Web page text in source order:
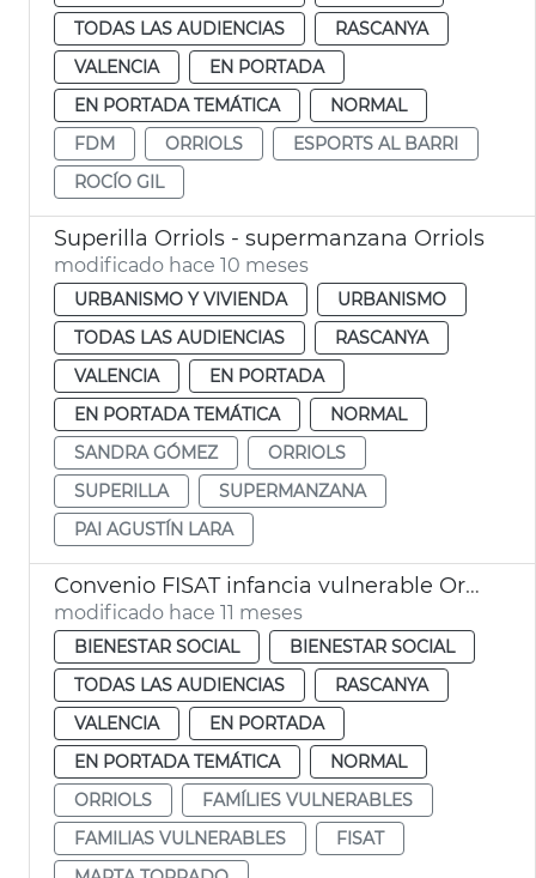
TODAS LAS AUDIENCIAS
RASCANYA
VALENCIA
EN PORTADA
EN PORTADA TEMÁTICA
NORMAL
FDM
ORRIOLS
ESPORTS AL BARRI
ROCÍO GIL
Superilla Orriols - supermanzana Orriols
modificado hace 10 meses
URBANISMO Y VIVIENDA
URBANISMO
TODAS LAS AUDIENCIAS
RASCANYA
VALENCIA
EN PORTADA
EN PORTADA TEMÁTICA
NORMAL
SANDRA GÓMEZ
ORRIOLS
SUPERILLA
SUPERMANZANA
PAI AGUSTÍN LARA
Convenio FISAT infancia vulnerable Orriols
modificado hace 11 meses
BIENESTAR SOCIAL
BIENESTAR SOCIAL
TODAS LAS AUDIENCIAS
RASCANYA
VALENCIA
EN PORTADA
EN PORTADA TEMÁTICA
NORMAL
ORRIOLS
FAMÍLIES VULNERABLES
FAMILIAS VULNERABLES
FISAT